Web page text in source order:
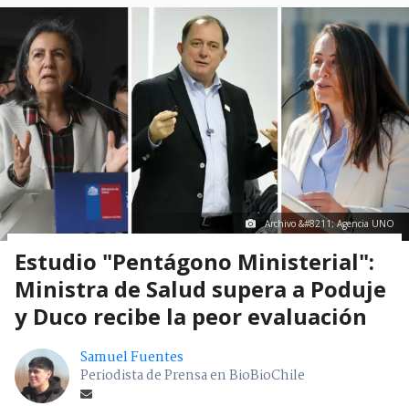
Archivo &#8211; Agencia UNO
Estudio "Pentágono Ministerial":
Ministra de Salud supera a Poduje
y Duco recibe la peor evaluación
Samuel Fuentes
Periodista de Prensa en BioBioChile